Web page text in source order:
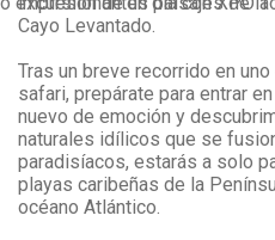
Cayo Levantado.
Tras un breve recorrido en
safari, prepárate para entrar
nuevo de emoción y
naturales idílicos que se
paradisíacos, estarás a solo
playas caribeñas de la
océano Atlántico.